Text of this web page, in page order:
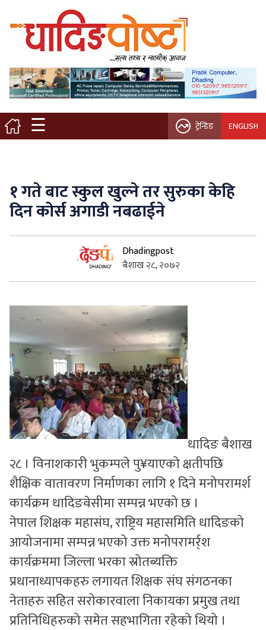
☰
मुख्य पृष्ठ
स्थानीय समाचार
विचार / ब्लग
नगर/गाउँ पालिका
कृषि/सहकारी
साहित्य / संस्कृति
सुचनाहरु
स्वास्थ्य
भिडियो
ट्रेन्डिङ ENGLISH
१ गते बाट स्कुल खुल्ने तर सुरुका केहि
दिन कोर्स अगाडी नबढाईने
Dhadingpost
बैशाख २८, २०७२
धादिङ बैशाख
२८ । विनाशकारी भुकम्पले पु¥याएको क्षतीपछि
शैक्षिक वातावरण निर्माणका लागि १ दिने मनोपरामर्श
कार्यक्रम धादिङवेसीमा सम्पन्न भएको छ ।
नेपाल शिक्षक महासंघ, राष्ट्रिय महासमिति धादिङको
आयोजनामा सम्पन्न भएको उक्त मनोपरामर्र्श
कार्यक्रममा जिल्ला भरका स्रोतब्यक्ति
प्रधानाध्यापकहरु लगायत शिक्षक संघ संगठनका
नेताहरु सहित सरोकारवाला निकायका प्रमुख तथा
प्रतिनिधिहरुको समेत सहभागिता रहेको थियो ।